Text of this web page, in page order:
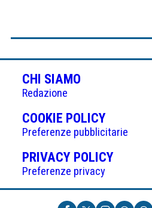
CHI SIAMO
Redazione
COOKIE POLICY(APRE
IN
UNA
NUOVA
Preferenze pubblicitarie
PRIVACY POLICY(APRE
UNA
NUOVA
Preferenze privacy